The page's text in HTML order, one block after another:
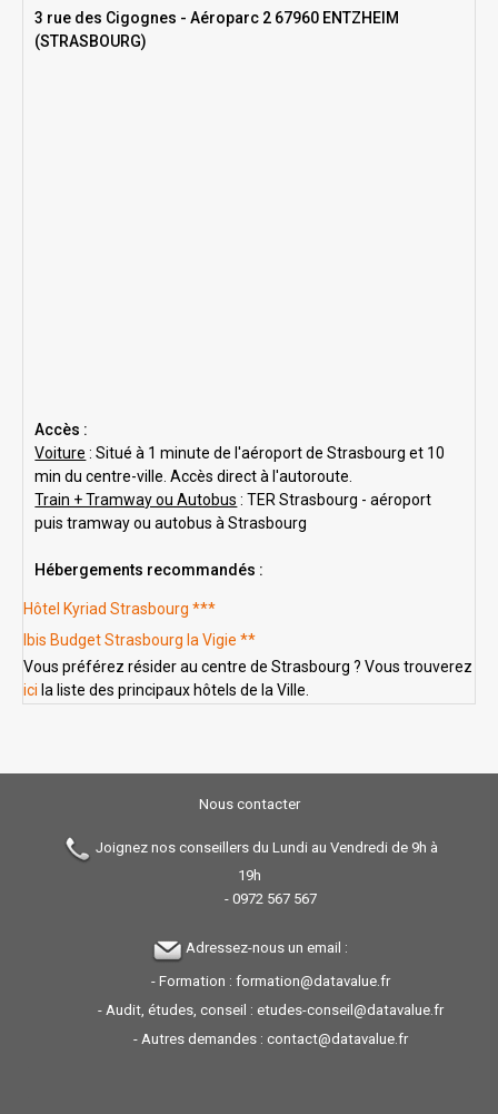
3 rue des Cigognes - Aéroparc 2 67960 ENTZHEIM
(STRASBOURG)
Accès :
Voiture : Situé à 1 minute de l'aéroport de Strasbourg et 10
min du centre-ville. Accès direct à l'autoroute.
Train + Tramway ou Autobus : TER Strasbourg - aéroport
puis tramway ou autobus à Strasbourg
Hébergements recommandés :
Hôtel Kyriad Strasbourg ***
Ibis Budget Strasbourg la Vigie **
Vous préférez résider au centre de Strasbourg ? Vous trouverez
ici la liste des principaux hôtels de la Ville.
Nous contacter
Joignez nos conseillers du Lundi au Vendredi de 9h à
19h
- 0972 567 567
Adressez-nous un email :
- Formation : formation@datavalue.fr
- Audit, études, conseil : etudes-conseil@datavalue.fr
- Autres demandes : contact@datavalue.fr